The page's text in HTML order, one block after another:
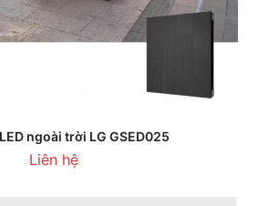
ngoài trời LG GSED025
Liên hệ